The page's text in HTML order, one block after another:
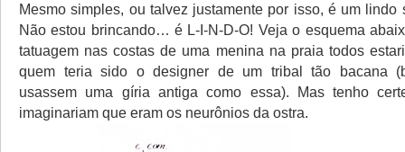
Mesmo simples, ou talvez justamente por isso, é um lindo
Não estou brincando… é L-I-N-D-O! Veja o esquema
tatuagem nas costas de uma menina na praia todos
quem teria sido o designer de um tribal tão bacana
usassem uma gíria antiga como essa). Mas tenho
imaginariam que eram os neurônios da ostra.